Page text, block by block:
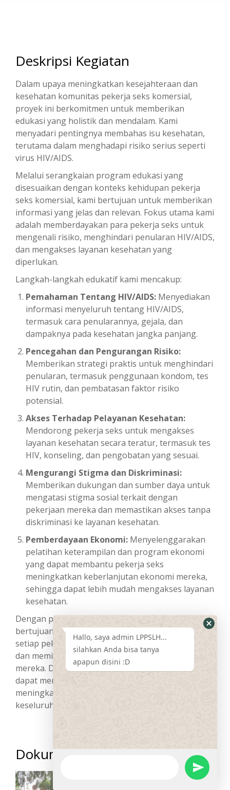
Deskripsi Kegiatan
Dalam upaya meningkatkan kesejahteraan dan
kesehatan komunitas pekerja seks komersial,
proyek ini berkomitmen untuk memberikan
edukasi yang holistik dan mendalam. Kami
menyadari pentingnya membahas isu kesehatan,
terutama dalam menghadapi risiko serius seperti
virus HIV/AIDS.
Melalui serangkaian program edukasi yang
disesuaikan dengan konteks kehidupan pekerja
seks komersial, kami bertujuan untuk memberikan
informasi yang jelas dan relevan. Fokus utama kami
adalah memberdayakan para pekerja seks untuk
mengenali risiko, menghindari penularan HIV/AIDS,
dan mengakses layanan kesehatan yang
diperlukan.
Langkah-langkah edukatif kami mencakup:
Pemahaman Tentang HIV/AIDS: Menyediakan
informasi menyeluruh tentang HIV/AIDS,
termasuk cara penularannya, gejala, dan
dampaknya pada kesehatan jangka panjang.
Pencegahan dan Pengurangan Risiko:
Memberikan strategi praktis untuk menghindari
penularan, termasuk penggunaan kondom, tes
HIV rutin, dan pembatasan faktor risiko
potensial.
Akses Terhadap Pelayanan Kesehatan:
Mendorong pekerja seks untuk mengakses
layanan kesehatan secara teratur, termasuk tes
HIV, konseling, dan pengobatan yang sesuai.
Mengurangi Stigma dan Diskriminasi:
Memberikan dukungan dan sumber daya untuk
mengatasi stigma sosial terkait dengan
pekerjaan mereka dan memastikan akses tanpa
diskriminasi ke layanan kesehatan.
Pemberdayaan Ekonomi: Menyelenggarakan
pelatihan keterampilan dan program ekonomi
yang dapat membantu pekerja seks
meningkatkan keberlanjutan ekonomi mereka,
sehingga dapat lebih mudah mengakses layanan
kesehatan.
Dengan pendekatan holistik ini, proyek kami
bertujuan untuk menciptakan lingkungan di mana
setiap pekerja seks merasa didukung, teredukasi,
dan memiliki kontrol atas kesehatan pribadi
mereka. Dengan demikian, kita bersama-sama
dapat mengurangi penyebaran HIV/AIDS dan
meningkatkan kualitas hidup mereka secara
keseluruhan.
Dokumentasi Kegiatan
Hallo, saya admin LPPSLH...
silahkan Anda bisa tanya
apapun disini :D